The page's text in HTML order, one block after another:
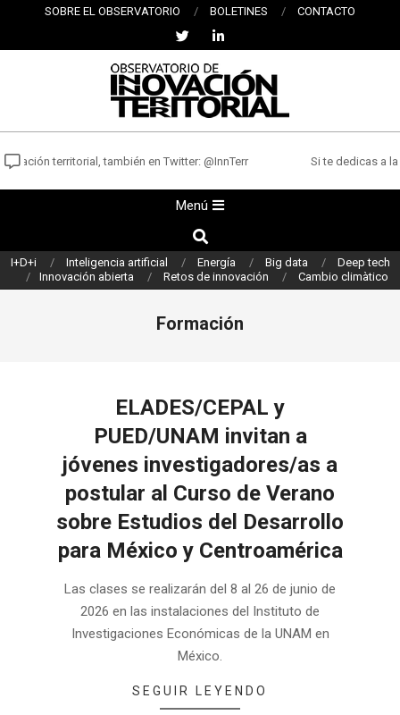
contenido
SOBRE EL OBSERVATORIO BOLETINES CONTACTO
OBSERVATORIO
DE
INNOVACIÓN
TERRITORIAL
territorial, también en Twitter: @InnTerr Si te dedicas a la
principal
Menú
Buscar
I+D+i Inteligencia artificial Energía Big data
Deep tech
Innovación abierta
Retos de innovación Cambio climàtico
Formación
ELADES/CEPAL y
PUED/UNAM invitan a
jóvenes investigadores/as a
postular al Curso de Verano
sobre Estudios del Desarrollo
para México y Centroamérica
05-
Las clases se realizarán del 8 al 26 de junio de
2026 en las instalaciones del Instituto de
Investigaciones Económicas de la UNAM en
México.
SEGUIR LEYENDO